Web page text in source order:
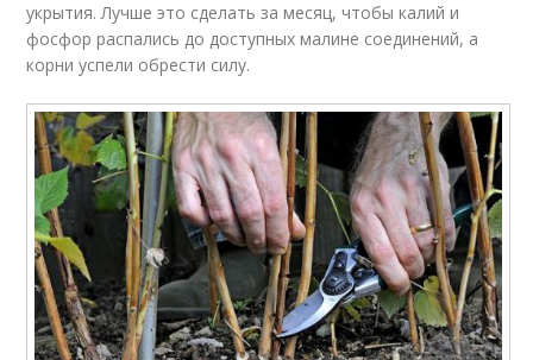
укрытия. Лучше это сделать за месяц, чтобы калий и
фосфор распались до доступных малине соединений, а
корни успели обрести силу.